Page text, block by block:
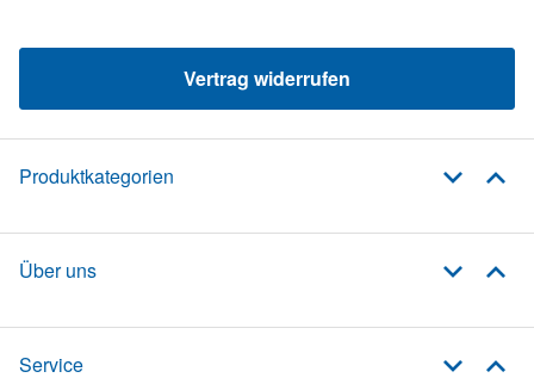
Vertrag widerrufen
Produktkategorien
Über uns
Service